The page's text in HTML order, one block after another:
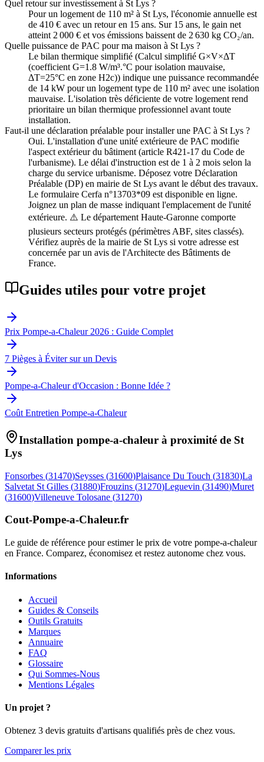
Quel retour sur investissement à St Lys ?
Pour un logement de 110 m² à St Lys, l'économie annuelle est
de 410 € avec un retour en 15 ans. Sur 15 ans, le gain net
atteint 2 000 € et vos émissions baissent de 2 630 kg CO₂/an.
Quelle puissance de PAC pour ma maison à St Lys ?
Le bilan thermique simplifié (Calcul simplifié G×V×ΔT
(coefficient G=1.8 W/m³.°C pour isolation mauvaise,
ΔT=25°C en zone H2c)) indique une puissance recommandée
de 14 kW pour un logement type de 110 m² avec une isolation
mauvaise. L'isolation très déficiente de votre logement rend
prioritaire un bilan thermique professionnel avant toute
installation.
Faut-il une déclaration préalable pour installer une PAC à St Lys ?
Oui. L'installation d'une unité extérieure de PAC modifie
l'aspect extérieur du bâtiment (article R421-17 du Code de
l'urbanisme). Le délai d'instruction est de 1 à 2 mois selon la
charge du service urbanisme. Déposez votre Déclaration
Préalable (DP) en mairie de St Lys avant le début des travaux.
Le formulaire Cerfa n°13703*09 est disponible en ligne.
Joignez un plan de masse indiquant l'emplacement de l'unité
extérieure. ⚠️ Le département Haute-Garonne comporte
plusieurs secteurs protégés (périmètres ABF, sites classés).
Vérifiez auprès de la mairie de St Lys si votre adresse est
concernée par un avis de l'Architecte des Bâtiments de
France.
Guides utiles pour votre projet
Prix Pompe-a-Chaleur 2026 : Guide Complet
7 Pièges à Éviter sur un Devis
Pompe-a-Chaleur d'Occasion : Bonne Idée ?
Coût Entretien Pompe-a-Chaleur
Installation pompe-a-chaleur à proximité de St
Lys
Fonsorbes (31470)Seysses (31600)Plaisance Du Touch (31830)La
Salvetat St Gilles (31880)Frouzins (31270)Leguevin (31490)Muret
(31600)Villeneuve Tolosane (31270)
Cout-Pompe-a-Chaleur.fr
Le guide de référence pour estimer le prix de votre pompe-a-chaleur
en France. Comparez, économisez et restez autonome chez vous.
Informations
Accueil
Guides & Conseils
Outils Gratuits
Marques
Annuaire
FAQ
Glossaire
Qui Sommes-Nous
Mentions Légales
Un projet ?
Obtenez 3 devis gratuits d'artisans qualifiés près de chez vous.
Comparer les prix